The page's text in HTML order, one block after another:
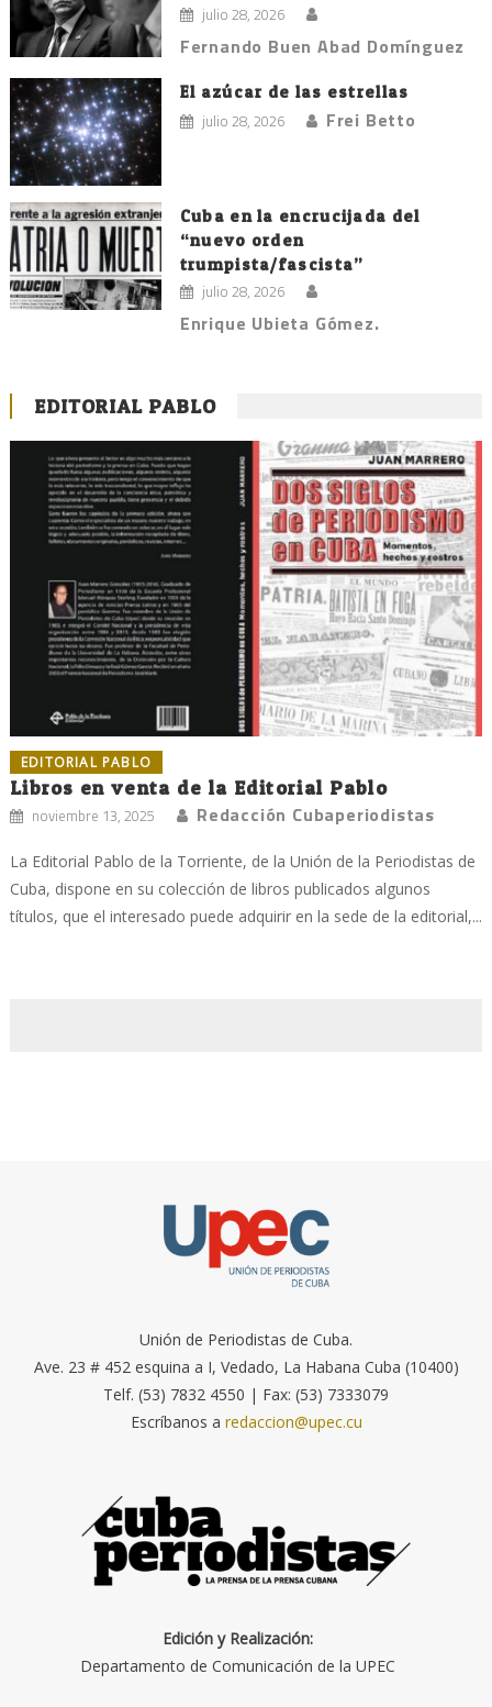
julio 28, 2026
Fernando Buen Abad Domínguez
El azúcar de las estrellas
julio 28, 2026 Frei Betto
Cuba en la encrucijada del
“nuevo orden
trumpista/fascista”
julio 28, 2026
Enrique Ubieta Gómez.
EDITORIAL PABLO
EDITORIAL PABLO
Libros en venta de la Editorial Pablo
noviembre 13, 2025 Redacción Cubaperiodistas
La Editorial Pablo de la Torriente, de la Unión de la Periodistas de
Cuba, dispone en su colección de libros publicados algunos
títulos, que el interesado puede adquirir en la sede de la editorial,...
Unión de Periodistas de Cuba.
Ave. 23 # 452 esquina a I, Vedado, La Habana Cuba (10400)
Telf. (53) 7832 4550 | Fax: (53) 7333079
Escríbanos a redaccion@upec.cu
Edición y Realización:
Departamento de Comunicación de la UPEC